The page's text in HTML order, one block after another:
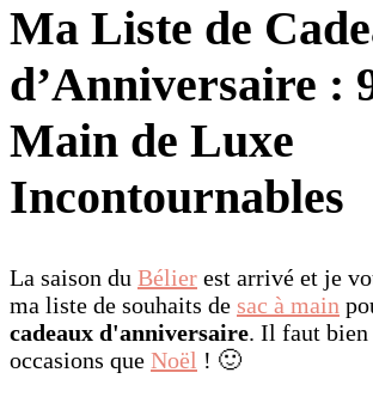
Ma Liste de
d’Anniversaire :
Main de Luxe
Incontournables
La saison du Bélier est arrivé et je
ma liste de souhaits de sac à main
cadeaux d'anniversaire. Il faut bien
occasions que Noël ! 🙂